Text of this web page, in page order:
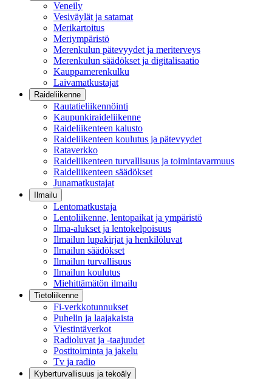
Veneily
Vesiväylät ja satamat
Merikartoitus
Meriympäristö
Merenkulun pätevyydet ja meriterveys
Merenkulun säädökset ja digitalisaatio
Kauppamerenkulku
Laivamatkustajat
Raideliikenne
Rautatieliikennöinti
Kaupunkiraideliikenne
Raideliikenteen kalusto
Raideliikenteen koulutus ja pätevyydet
Rataverkko
Raideliikenteen turvallisuus ja toimintavarmuus
Raideliikenteen säädökset
Junamatkustajat
Ilmailu
Lentomatkustaja
Lentoliikenne, lentopaikat ja ympäristö
Ilma-alukset ja lentokelpoisuus
Ilmailun lupakirjat ja henkilöluvat
Ilmailun säädökset
Ilmailun turvallisuus
Ilmailun koulutus
Miehittämätön ilmailu
Tietoliikenne
Fi-verkkotunnukset
Puhelin ja laajakaista
Viestintäverkot
Radioluvat ja -taajuudet
Postitoiminta ja jakelu
Tv ja radio
Kyberturvallisuus ja tekoäly